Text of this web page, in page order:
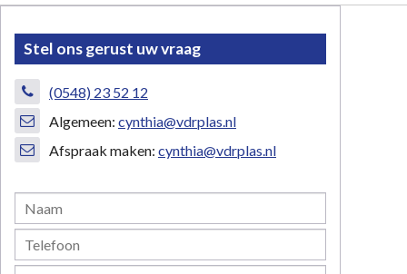
Stel ons gerust uw vraag
(0548) 23 52 12
Algemeen: cynthia@vdrplas.nl
Afspraak maken: cynthia@vdrplas.nl